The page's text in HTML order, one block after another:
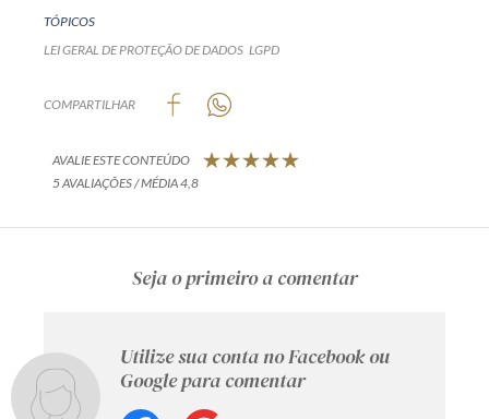
TÓPICOS
LEI GERAL DE PROTEÇÃO DE DADOS LGPD
COMPARTILHAR
AVALIE ESTE CONTEÚDO
5 AVALIAÇÕES / MÉDIA 4,8
Seja o primeiro a comentar
Utilize sua conta no Facebook ou
Google para comentar